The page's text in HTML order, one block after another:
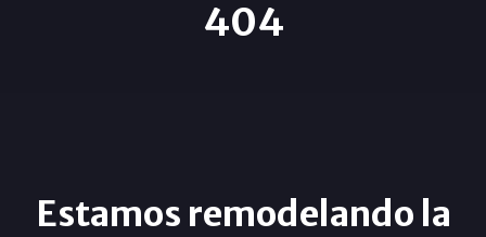
404
Estamos remodelando la